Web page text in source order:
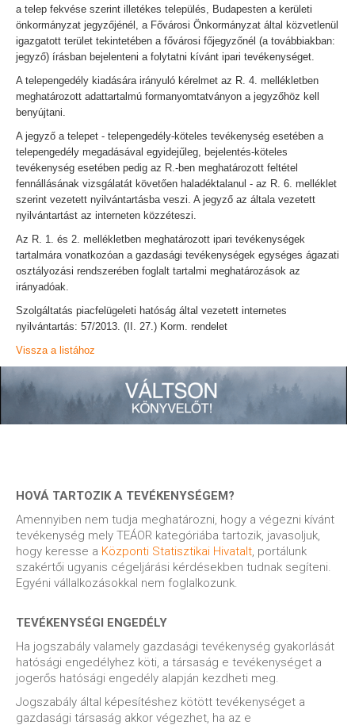
a telep fekvése szerint illetékes település, Budapesten a kerületi
önkormányzat jegyzőjénél, a Fővárosi Önkormányzat által közvetlenül
igazgatott terület tekintetében a fővárosi főjegyzőnél (a továbbiakban:
jegyző) írásban bejelenteni a folytatni kívánt ipari tevékenységet.
A telepengedély kiadására irányuló kérelmet az R. 4. mellékletben
meghatározott adattartalmú formanyomtatványon a jegyzőhöz kell
benyújtani.
A jegyző a telepet - telepengedély-köteles tevékenység esetében a
telepengedély megadásával egyidejűleg, bejelentés-köteles
tevékenység esetében pedig az R.-ben meghatározott feltétel
fennállásának vizsgálatát követően haladéktalanul - az R. 6. melléklet
szerint vezetett nyilvántartásba veszi. A jegyző az általa vezetett
nyilvántartást az interneten közzéteszi.
Az R. 1. és 2. mellékletben meghatározott ipari tevékenységek
tartalmára vonatkozóan a gazdasági tevékenységek egységes ágazati
osztályozási rendszerében foglalt tartalmi meghatározások az
irányadóak.
Szolgáltatás piacfelügeleti hatóság által vezetett internetes
nyilvántartás: 57/2013. (II. 27.) Korm. rendelet
Vissza a listához
HOVÁ TARTOZIK A TEVÉKENYSÉGEM?
Amennyiben nem tudja meghatározni, hogy a végezni kívánt
tevékenység mely TEÁOR kategóriába tartozik, javasoljuk,
hogy keresse a Központi Statisztikai Hivatalt , portálunk
szakértői ugyanis cégeljárási kérdésekben tudnak segíteni.
Egyéni vállalkozásokkal nem foglalkozunk.
TEVÉKENYSÉGI ENGEDÉLY
Ha jogszabály valamely gazdasági tevékenység gyakorlását
hatósági engedélyhez köti, a társaság e tevékenységet a
jogerős hatósági engedély alapján kezdheti meg.
Jogszabály által képesítéshez kötött tevékenységet a
gazdasági társaság akkor végezhet, ha az e